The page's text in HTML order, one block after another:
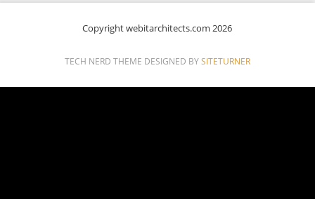
Copyright webitarchitects.com 2026
TECH NERD THEME DESIGNED BY SITETURNER